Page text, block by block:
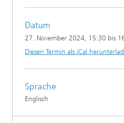
Datum
27. November 2024, 15:30 bis
Diesen Termin als iCal
Sprache
Englisch